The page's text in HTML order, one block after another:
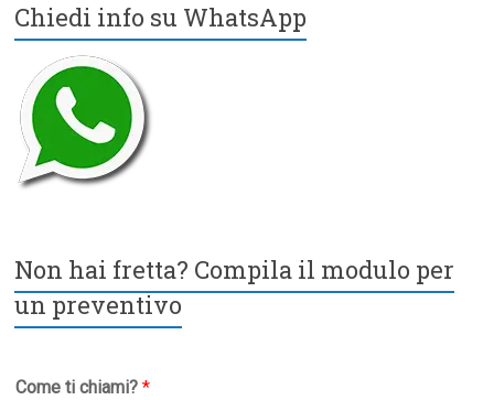
Chiedi info su WhatsApp
Non hai fretta? Compila il modulo per
un preventivo
Come ti chiami?*